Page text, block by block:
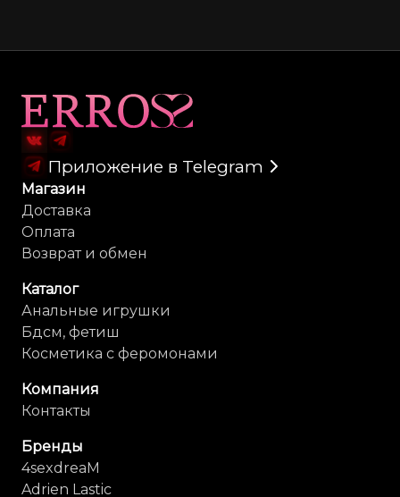
Приложение в Telegram
Магазин
Доставка
Оплата
Возврат и обмен
Каталог
Анальные игрушки
Бдсм, фетиш
Косметика с феромонами
Компания
Контакты
Бренды
4sexdreaM
Adrien Lastic
Карта сайта